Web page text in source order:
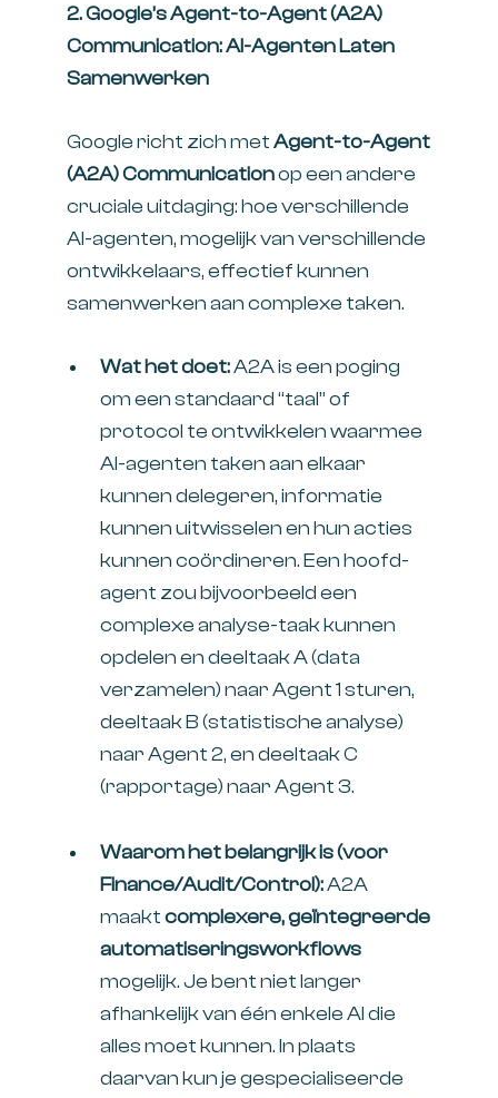
2. Google’s Agent-to-Agent (A2A)
Communication: AI-Agenten Laten
Samenwerken
Google richt zich metAgent-to-Agent
(A2A) Communicationop een andere
cruciale uitdaging: hoe verschillende
AI-agenten, mogelijk van verschillende
ontwikkelaars, effectief kunnen
samenwerken aan complexe taken.
Wat het doet:A2A is een poging
om een standaard “taal” of
protocol te ontwikkelen waarmee
AI-agenten taken aan elkaar
kunnen delegeren, informatie
kunnen uitwisselen en hun acties
kunnen coördineren. Een hoofd-
agent zou bijvoorbeeld een
complexe analyse-taak kunnen
opdelen en deeltaak A (data
verzamelen) naar Agent 1 sturen,
deeltaak B (statistische analyse)
naar Agent 2, en deeltaak C
(rapportage) naar Agent 3.
Waarom het belangrijk is (voor
Finance/Audit/Control):A2A
maaktcomplexere, geïntegreerde
automatiseringsworkflows
mogelijk. Je bent niet langer
afhankelijk van één enkele AI die
alles moet kunnen. In plaats
daarvan kun je gespecialiseerde